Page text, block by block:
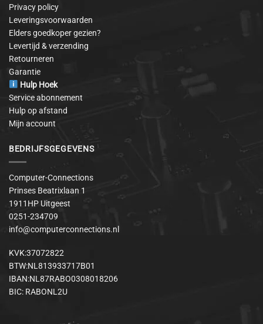
Privacy policy
Leveringsvoorwaarden
Elders goedkoper gezien?
Levertijd & verzending
Retourneren
Garantie
Hulp Hoek
Service abonnement
Hulp op afstand
Mijn account
BEDRIJFSGEGEVENS
Computer-Connections
Prinses Beatrixlaan 1
1911HP Uitgeest
0251-234709
info@computerconnections.nl
KVK:37072822
BTW:NL813933717B01
IBAN:NL87RABO0308018206
BIC: RABONL2U